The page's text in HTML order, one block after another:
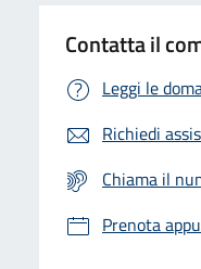
Contatta il
Leggi le
Richiedi
Chiama il
Prenota